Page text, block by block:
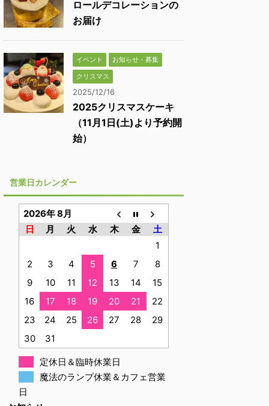
ロールデコレーションの
お届け
イベント
お知らせ・募集
クリスマス
2025/12/16
2025クリスマスケーキ
（11月1日(土)より予約開
始）
営業日カレンダー
2026年 8月
日
月 火 水 木 金
土
1
2
3 4 5 6 7
8
9
10 11 12 13 14
15
16
17 18 19 20 21
22
23
24 25 26 27 28
29
30
31
定休日＆臨時休業日
魔法のランプ休業＆カフェ営業
日